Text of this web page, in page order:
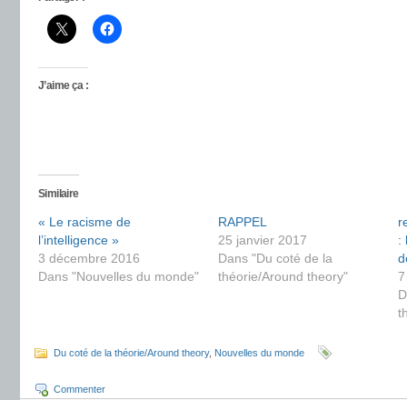
J’aime ça :
Similaire
« Le racisme de
l’intelligence »
3 décembre 2016
Dans "Nouvelles du monde"
RAPPEL
25 janvier 2017
Dans "Du coté de la
théorie/Around theory"
:
Du coté de la théorie/Around theory, Nouvelles du monde
Commenter